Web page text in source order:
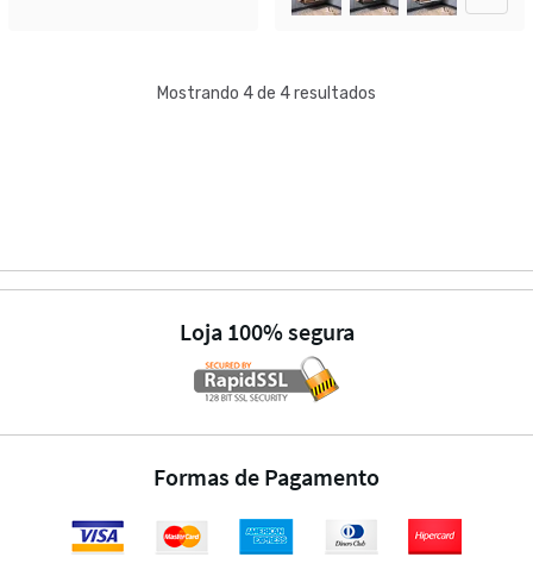
Mostrando 4 de 4 resultados